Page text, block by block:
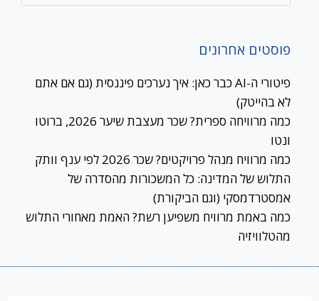
for:
פוסטים אחרונים
פיטורי ה-AI כבר כאן: איך נערכים פיננסית (גם אם אתם
לא בהייטק)
כמה מרוויחה ספרית? שכר מעצבת שיער 2026, ברוטו
ונטו
כמה מרוויח מנהל פרויקטים? שכר 2026 לפי ענף וותק
התלוש של המדינה: כל המשכורות מהסדרה של
אמסטרדמסקי (וגם הביקורת)
כמה באמת מרוויח משפיען רשת? האמת מאחורי התלוש
מהטלוויזיה